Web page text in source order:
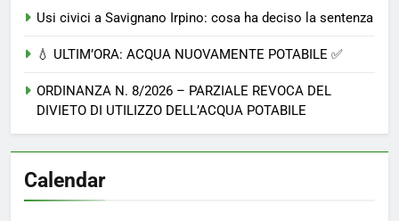
Usi civici a Savignano Irpino: cosa ha deciso la sentenza
💧 ULTIM’ORA: ACQUA NUOVAMENTE POTABILE ✅
ORDINANZA N. 8/2026 – PARZIALE REVOCA DEL
DIVIETO DI UTILIZZO DELL’ACQUA POTABILE
Calendar